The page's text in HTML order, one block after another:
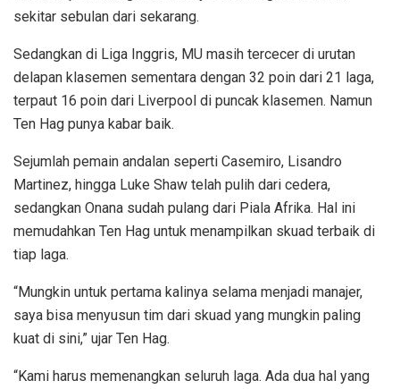
sekitar sebulan dari sekarang.
Sedangkan di Liga Inggris, MU masih tercecer di urutan
delapan klasemen sementara dengan 32 poin dari 21 laga,
terpaut 16 poin dari Liverpool di puncak klasemen. Namun
Ten Hag punya kabar baik.
Sejumlah pemain andalan seperti Casemiro, Lisandro
Martinez, hingga Luke Shaw telah pulih dari cedera,
sedangkan Onana sudah pulang dari Piala Afrika. Hal ini
memudahkan Ten Hag untuk menampilkan skuad terbaik di
tiap laga.
“Mungkin untuk pertama kalinya selama menjadi manajer,
saya bisa menyusun tim dari skuad yang mungkin paling
kuat di sini,” ujar Ten Hag.
“Kami harus memenangkan seluruh laga. Ada dua hal yang